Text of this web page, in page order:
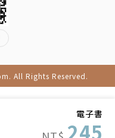
電子書
245
年于狼山出家，
剃出家。曾于高雄美
正大学文学博士学
「中华禅法鼓宗」。
All Rights Reserved.